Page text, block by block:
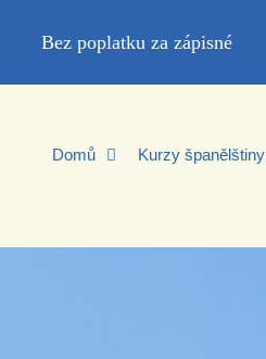
Bez poplatku za zápisné
Domů Kurzy španělštiny